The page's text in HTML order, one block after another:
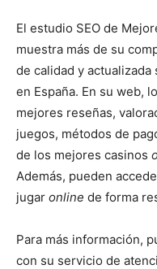
El estudio SEO de
muestra más de su
de calidad y
en España. En su web,
mejores reseñas,
juegos, métodos de
de los mejores casinos
Además, pueden
jugar online de forma
Para más información,
con su servicio de